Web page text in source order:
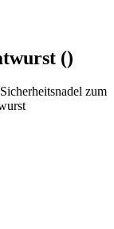
()
zum